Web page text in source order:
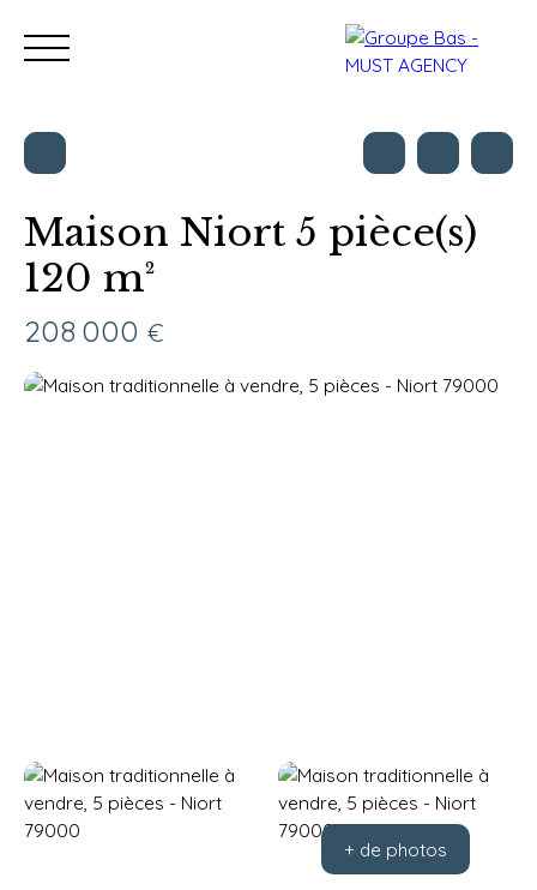
Nos bureaux
Estimation
Maison Niort 5 pièce(s)
120 m²
208 000 €
+ de photos